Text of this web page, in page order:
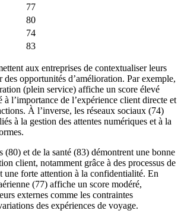
77
80
74
83
aux entreprises de contextualiser leurs
des opportunités d’amélioration. Par exemple,
(plein service) affiche un score élevé
l’importance de l’expérience client directe et
À l’inverse, les réseaux sociaux (74)
à la gestion des attentes numériques et à la
(80) et de la santé (83) démontrent une bonne
client, notamment grâce à des processus de
une forte attention à la confidentialité. En
(77) affiche un score modéré,
externes comme les contraintes
des expériences de voyage.